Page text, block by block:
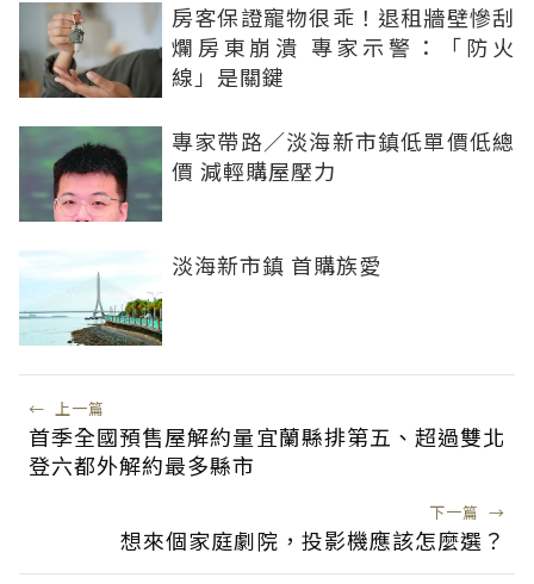
房客保證寵物很乖！退租牆壁慘刮
爛房東崩潰 專家示警：「防火
線」是關鍵
專家帶路／淡海新市鎮低單價低總
價 減輕購屋壓力
淡海新市鎮 首購族愛
← 上一篇
首季全國預售屋解約量宜蘭縣排第五、超過雙北
登六都外解約最多縣市
下一篇 →
想來個家庭劇院，投影機應該怎麼選？